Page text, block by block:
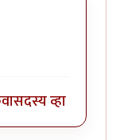
" विल्यमस लूप "
सदस्य व्हा